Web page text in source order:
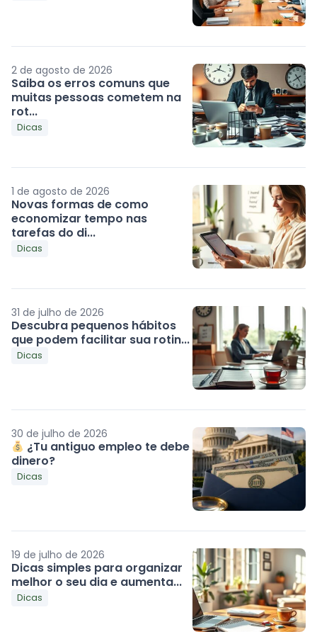
2 de agosto de 2026
Saiba os erros comuns que
muitas pessoas cometem na
rot...
Dicas
1 de agosto de 2026
Novas formas de como
economizar tempo nas
tarefas do di...
Dicas
31 de julho de 2026
Descubra pequenos hábitos
que podem facilitar sua rotin...
Dicas
30 de julho de 2026
¿Tu antiguo empleo te debe
dinero?
Dicas
19 de julho de 2026
Dicas simples para organizar
melhor o seu dia e aumenta...
Dicas